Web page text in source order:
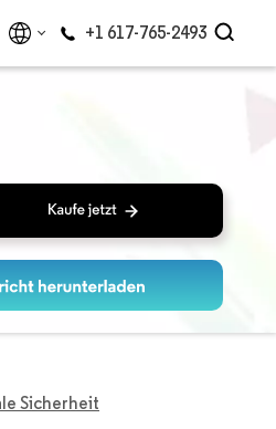
+1 617-765-2493
Sicherheit